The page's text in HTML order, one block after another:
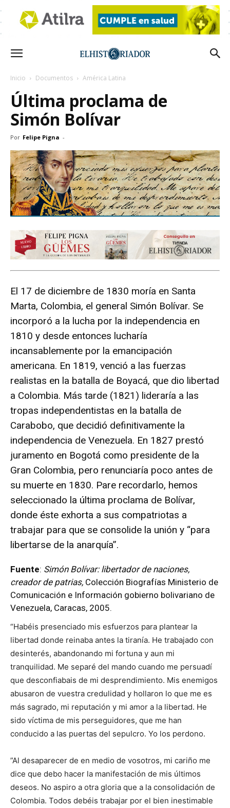
Inicio Documentos América Latina
Última proclama de
Simón Bolívar
Por Felipe Pigna -
El 17 de diciembre de 1830 moría en Santa
Marta, Colombia, el general Simón Bolívar. Se
incorporó a la lucha por la independencia en
1810 y desde entonces lucharía
incansablemente por la emancipación
americana. En 1819, venció a las fuerzas
realistas en la batalla de Boyacá, que dio libertad
a Colombia. Más tarde (1821) lideraría a las
tropas independentistas en la batalla de
Carabobo, que decidió definitivamente la
independencia de Venezuela. En 1827 prestó
juramento en Bogotá como presidente de la
Gran Colombia, pero renunciaría poco antes de
su muerte en 1830. Pare recordarlo, hemos
seleccionado la última proclama de Bolívar,
donde éste exhorta a sus compatriotas a
trabajar para que se consolide la unión y “para
libertarse de la anarquía”.
Fuente: Simón Bolívar: libertador de naciones,
creador de patrias, Colección Biografías Ministerio de
Comunicación e Información gobierno bolivariano de
Venezuela, Caracas, 2005.
“Habéis presenciado mis esfuerzos para plantear la
libertad donde reinaba antes la tiranía. He trabajado con
desinterés, abandonando mi fortuna y aun mi
tranquilidad. Me separé del mando cuando me persuadí
que desconfiabais de mi desprendimiento. Mis enemigos
abusaron de vuestra credulidad y hollaron lo que me es
más sagrado, mi reputación y mi amor a la libertad. He
sido víctima de mis perseguidores, que me han
conducido a las puertas del sepulcro. Yo los perdono.
”Al desaparecer de en medio de vosotros, mi cariño me
dice que debo hacer la manifestación de mis últimos
deseos. No aspiro a otra gloria que a la consolidación de
Colombia. Todos debéis trabajar por el bien inestimable